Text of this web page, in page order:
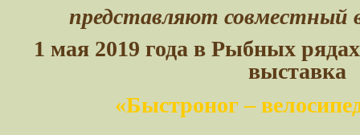
представляют совместный
1 мая 2019 года в Рыбных
выставка
«Быстроног –